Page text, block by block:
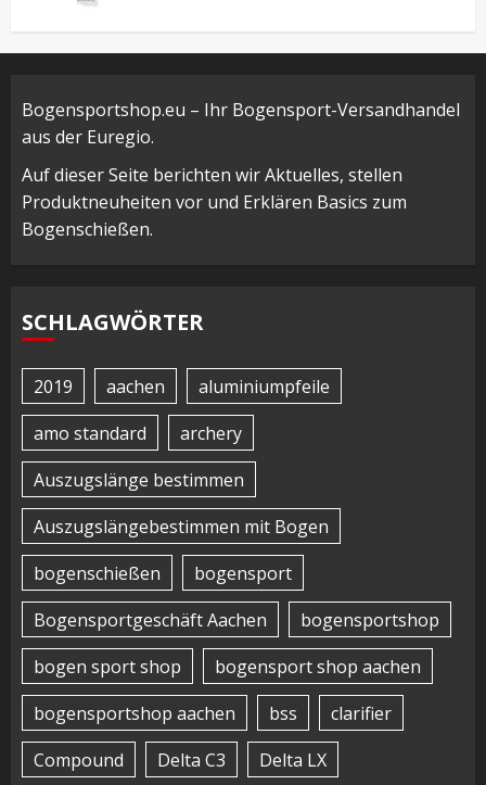
Bogensportshop.eu – Ihr Bogensport-Versandhandel
aus der Euregio.
Auf dieser Seite berichten wir Aktuelles, stellen
Produktneuheiten vor und Erklären Basics zum
Bogenschießen.
SCHLAGWÖRTER
2019 aachen
aluminiumpfeile
amo standard
archery
Auszugslänge bestimmen
Auszugslängebestimmen mit Bogen
bogenschießen
bogensport
Bogensportgeschäft Aachen
bogensportshop
bogen sport shop
bogensport shop aachen
bogensportshop aachen
bss
clarifier
Compound
Delta C3
Delta LX